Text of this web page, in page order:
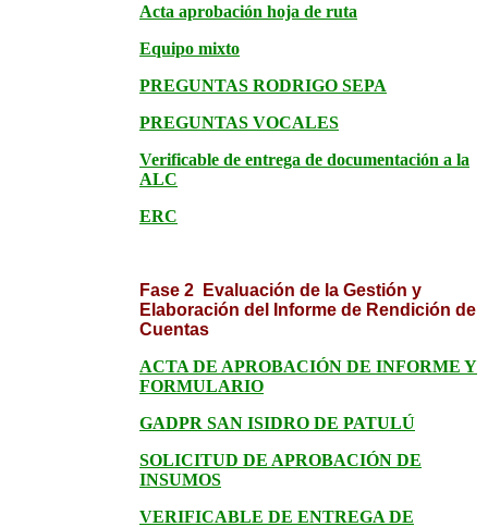
Acta aprobación hoja de ruta
Equipo mixto
PREGUNTAS RODRIGO SEPA
PREGUNTAS VOCALES
Verificable de entrega de documentación a la
ALC
ERC
Fase 2 Evaluación de la Gestión y
Elaboración del Informe de Rendición de
Cuentas
ACTA DE APROBACIÓN DE INFORME Y
FORMULARIO
GADPR SAN ISIDRO DE PATULÚ
SOLICITUD DE APROBACIÓN DE
INSUMOS
VERIFICABLE DE ENTREGA DE